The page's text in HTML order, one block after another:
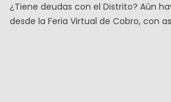
¿Tiene deudas con el Distrito? Aún
desde la Feria Virtual de Cobro, con